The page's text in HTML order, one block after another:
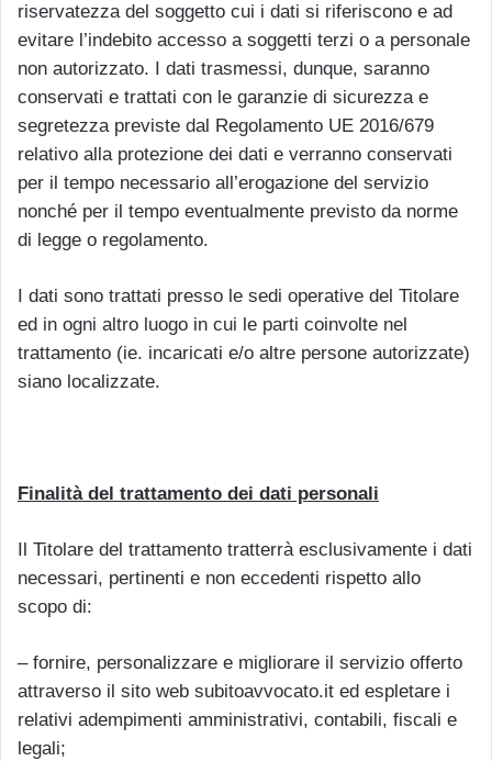
riservatezza del soggetto cui i dati si riferiscono e ad
evitare l’indebito accesso a soggetti terzi o a personale
non autorizzato. I dati trasmessi, dunque, saranno
conservati e trattati con le garanzie di sicurezza e
segretezza previste dal Regolamento UE 2016/679
relativo alla protezione dei dati e verranno conservati
per il tempo necessario all’erogazione del servizio
nonché per il tempo eventualmente previsto da norme
di legge o regolamento.
I dati sono trattati presso le sedi operative del Titolare
ed in ogni altro luogo in cui le parti coinvolte nel
trattamento (ie. incaricati e/o altre persone autorizzate)
siano localizzate.
Finalità del trattamento dei dati personali
Il Titolare del trattamento tratterrà esclusivamente i dati
necessari, pertinenti e non eccedenti rispetto allo
scopo di:
– fornire, personalizzare e migliorare il servizio offerto
attraverso il sito web subitoavvocato.it ed espletare i
relativi adempimenti amministrativi, contabili, fiscali e
legali;